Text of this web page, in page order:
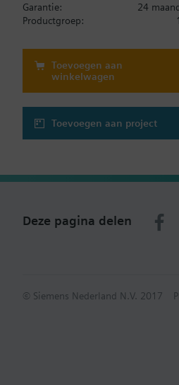
Garantie:
24
Productgroep:
Toevoegen aan
winkelwagen
Toevoegen aan project
Deze pagina delen
© Siemens Nederland N.V. 2017